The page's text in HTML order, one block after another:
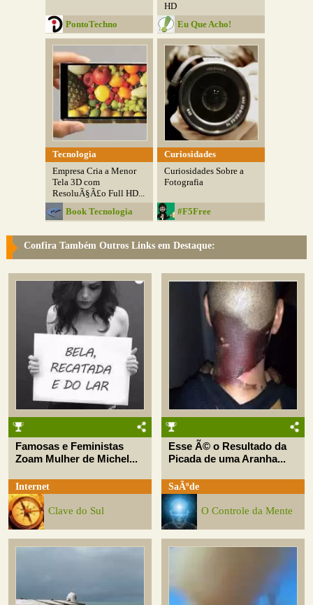
PontoTechno
HD
Eu Que Acho!
Tecnologia
Empresa Cria a Menor
Tela 3D com
ResoluÃ§Ã£o Full HD...
Book Tecnologia
Curiosidades
Curiosidades Sobre a
Fotografia
#F5Free
Confira Também Outros Links em Destaque:
Famosas e Feministas
Zoam Mulher de Michel...
Internet
Clave do Sul
Esse Ã© o Resultado da
Picada de uma Aranha...
SaÃºde
O Controle da Mente